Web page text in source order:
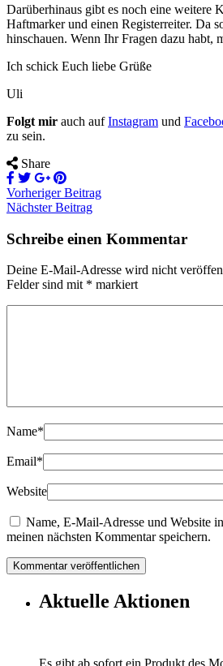
Darüberhinaus gibt es noch eine weitere
Haftmarker und einen Registerreiter. Da
hinschauen. Wenn Ihr Fragen dazu habt,
Ich schick Euch liebe Grüße
Uli
Folgt mir auch aufInstagram und
zu sein.
Share
Vorheriger Beitrag
Nächster Beitrag
Schreibe einen Kommentar
Deine E-Mail-Adresse wird nicht
Felder sind mit * markiert
Name*
Email*
Website
Name, E-Mail-Adresse und Website
meinen nächsten Kommentar speichern.
Aktuelle Aktionen
Es gibt ab sofort ein Produkt des